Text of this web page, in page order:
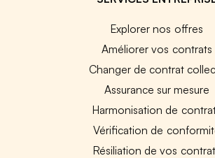
Explorer nos offres
Améliorer vos contrats
Changer de contrat
Assurance sur mesure
Harmonisation de
Vérification de
Résiliation de vos